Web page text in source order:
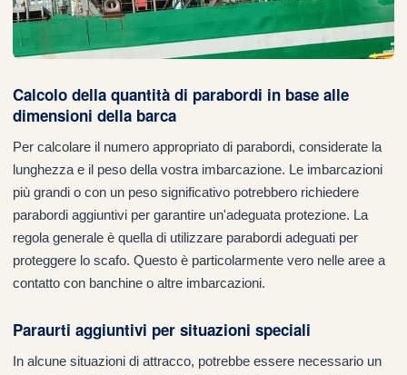
Calcolo della quantità di parabordi in base alle
dimensioni della barca
Per calcolare il numero appropriato di parabordi, considerate la
lunghezza e il peso della vostra imbarcazione. Le imbarcazioni
più grandi o con un peso significativo potrebbero richiedere
parabordi aggiuntivi per garantire un'adeguata protezione. La
regola generale è quella di utilizzare parabordi adeguati per
proteggere lo scafo. Questo è particolarmente vero nelle aree a
contatto con banchine o altre imbarcazioni.
Paraurti aggiuntivi per situazioni speciali
In alcune situazioni di attracco, potrebbe essere necessario un